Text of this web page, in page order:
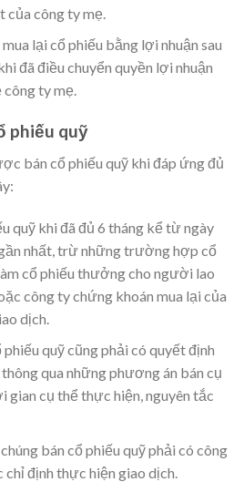
của công ty mẹ.
lại cổ phiếu bằng lợi nhuận sau
đã điều chuyển quyền lợi nhuận
ty mẹ.
phiếu quỹ
bán cổ phiếu quỹ khi đáp ứng đủ
quỹ khi đã đủ 6 tháng kể từ ngày
nhất, trừ những trường hợp cổ
cổ phiếu thưởng cho người lao
công ty chứng khoán mua lại của
dịch.
quỹ cũng phải có quyết định
qua những phương án bán cụ
gian cụ thể thực hiện, nguyên tắc
bán cổ phiếu quỹ phải có công
định thực hiện giao dịch.